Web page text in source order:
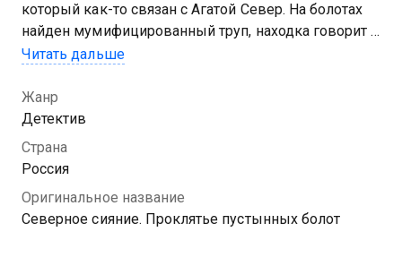
который как-то связан с Агатой Север. На болотах
найден мумифицированный труп, находка говорит о
преступлении, произошедшем несколько лет назад.
Посмотреть онлайн 1 сезон сериала Северное
сияние. Проклятье пустынных болот. Фильм шестой
вы можете совершенно бесплатно в хорошем HD
качестве на Казахтелеком
Читать дальше
Жанр
Детектив
Страна
Россия
Оригинальное название
Северное сияние. Проклятье пустынных болот